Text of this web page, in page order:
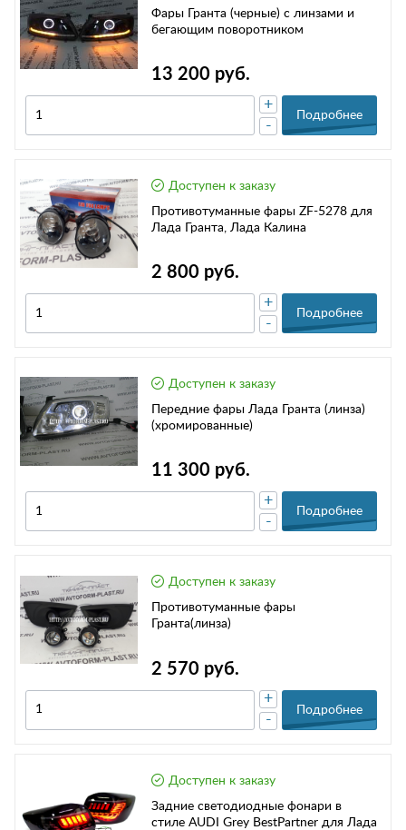
Фары Гранта (черные) с линзами и
бегающим поворотником
13 200 руб.
-
+
Подробнее
Доступен к заказу
Противотуманные фары ZF-5278 для
Лада Гранта, Лада Калина
2 800 руб.
-
+
Подробнее
Доступен к заказу
Передние фары Лада Гранта (линза)
(хромированные)
11 300 руб.
-
+
Подробнее
Доступен к заказу
Противотуманные фары
Гранта(линза)
2 570 руб.
-
+
Подробнее
Доступен к заказу
Задние светодиодные фонари в
стиле AUDI Grey BestPartner для Лада